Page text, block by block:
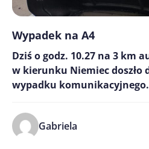
Wypadek na A4
Dziś o godz. 10.27 na 3 km
w kierunku Niemiec doszło
wypadku komunikacyjnego.
Gabriela